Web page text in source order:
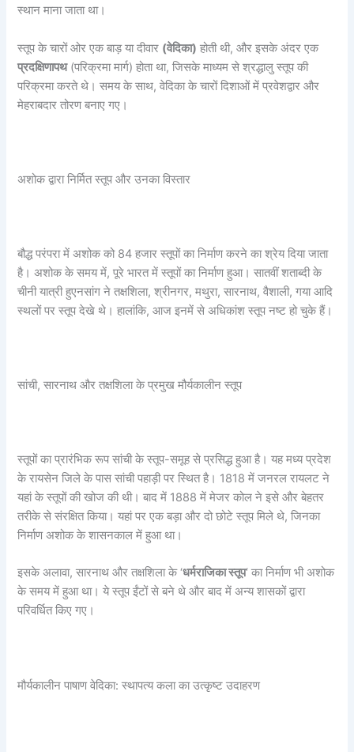
स्थान माना जाता था।
स्तूप के चारों ओर एक बाड़ या दीवार (वेदिका) होती थी, और इसके अंदर एक
प्रदक्षिणापथ(परिक्रमा मार्ग) होता था, जिसके माध्यम से श्रद्धालु स्तूप की
परिक्रमा करते थे। समय के साथ, वेदिका के चारों दिशाओं में प्रवेशद्वार और
मेहराबदार तोरण बनाए गए।
अशोक द्वारा निर्मित स्तूप और उनका विस्तार
बौद्ध परंपरा में अशोक को 84 हजार स्तूपों का निर्माण करने का श्रेय दिया जाता
है। अशोक के समय में, पूरे भारत में स्तूपों का निर्माण हुआ। सातवीं शताब्दी के
चीनी यात्री हुएनसांग ने तक्षशिला, श्रीनगर, मथुरा, सारनाथ, वैशाली, गया आदि
स्थलों पर स्तूप देखे थे। हालांकि, आज इनमें से अधिकांश स्तूप नष्ट हो चुके हैं।
सांची, सारनाथ और तक्षशिला के प्रमुख मौर्यकालीन स्तूप
स्तूपों का प्रारंभिक रूप सांची के स्तूप-समूह से प्रसिद्ध हुआ है। यह मध्य प्रदेश
के रायसेन जिले के पास सांची पहाड़ी पर स्थित है। 1818 में जनरल रायलट ने
यहां के स्तूपों की खोज की थी। बाद में 1888 में मेजर कोल ने इसे और बेहतर
तरीके से संरक्षित किया। यहां पर एक बड़ा और दो छोटे स्तूप मिले थे, जिनका
निर्माण अशोक के शासनकाल में हुआ था।
इसके अलावा, सारनाथ और तक्षशिला के ‘धर्मराजिका स्तूप‘ का निर्माण भी अशोक
के समय में हुआ था। ये स्तूप ईंटों से बने थे और बाद में अन्य शासकों द्वारा
परिवर्धित किए गए।
मौर्यकालीन पाषाण वेदिका: स्थापत्य कला का उत्कृष्ट उदाहरण